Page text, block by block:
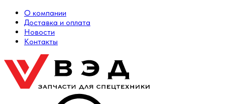
О компании
Доставка и оплата
Новости
Контакты